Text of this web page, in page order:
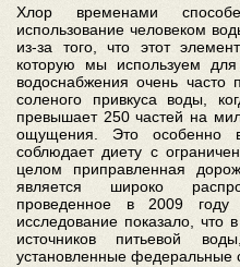
Хлор временами
использование человеком
из-за того, что этот
которую мы используем
водоснабжения очень часто
соленого привкуса воды,
превышает 250 частей на
ощущения. Это особенно
соблюдает диету с
целом приправленная
является широко
проведенное в 2009 году
исследование показало, что
источников питьевой
установленные федеральные